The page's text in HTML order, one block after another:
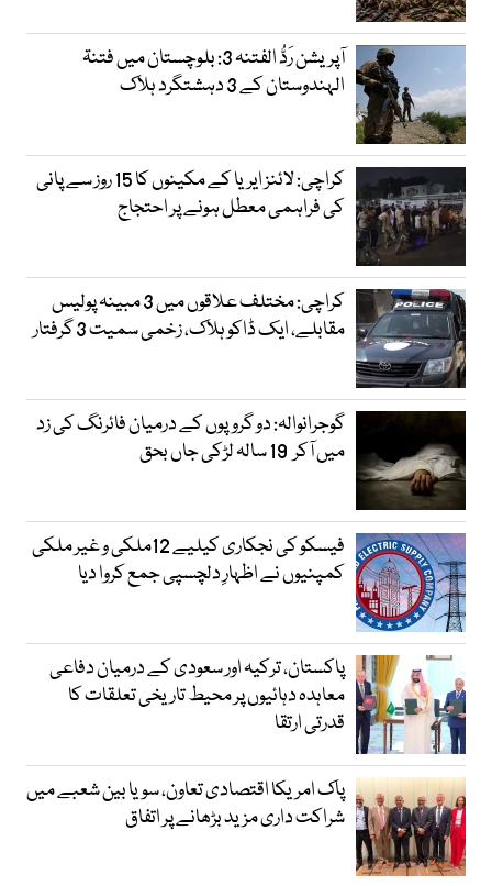
آپریشن رَدُّ الفتنہ 3: بلوچستان میں فتنۃ
الہندوستان کے 3 دہشتگرد ہلاک
کراچی: لائنز ایریا کے مکینوں کا 15 روز سے پانی
کی فراہمی معطل ہونے پر احتجاج
کراچی: مختلف علاقوں میں 3 مبینہ پولیس
مقابلے، ایک ڈاکو ہلاک، زخمی سمیت 3 گرفتار
گوجرانوالہ: دو گروپوں کے درمیان فائرنگ کی زد
میں آکر 19 سالہ لڑکی جاں بحق
فیسکو کی نجکاری کیلیے 12ملکی و غیر ملکی
کمپنیوں نے اظہارِ دلچسپی جمع کروا دیا
پاکستان، ترکیہ اور سعودی کے درمیان دفاعی
معاہدہ دہائیوں پر محیط تاریخی تعلقات کا
قدرتی ارتقا
پاک امریکا اقتصادی تعاون، سویا بین شعبے میں
شراکت داری مزید بڑھانے پر اتفاق